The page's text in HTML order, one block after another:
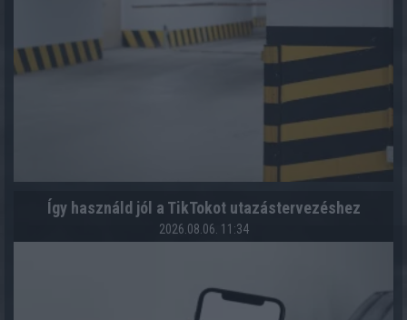
Így használd jól a TikTokot utazástervezéshez
2026.08.06. 11:34